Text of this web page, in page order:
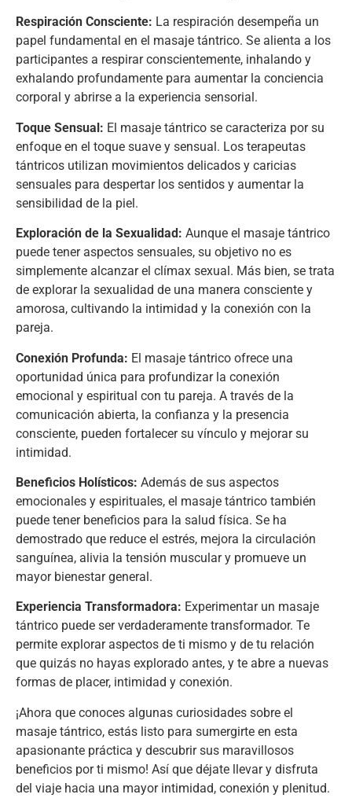
Respiración Consciente: La respiración desempeña un
papel fundamental en el masaje tántrico. Se alienta a los
participantes a respirar conscientemente, inhalando y
exhalando profundamente para aumentar la conciencia
corporal y abrirse a la experiencia sensorial.
Toque Sensual: El masaje tántrico se caracteriza por su
enfoque en el toque suave y sensual. Los terapeutas
tántricos utilizan movimientos delicados y caricias
sensuales para despertar los sentidos y aumentar la
sensibilidad de la piel.
Exploración de la Sexualidad: Aunque el masaje tántrico
puede tener aspectos sensuales, su objetivo no es
simplemente alcanzar el clímax sexual. Más bien, se trata
de explorar la sexualidad de una manera consciente y
amorosa, cultivando la intimidad y la conexión con la
pareja.
Conexión Profunda: El masaje tántrico ofrece una
oportunidad única para profundizar la conexión
emocional y espiritual con tu pareja. A través de la
comunicación abierta, la confianza y la presencia
consciente, pueden fortalecer su vínculo y mejorar su
intimidad.
Beneficios Holísticos: Además de sus aspectos
emocionales y espirituales, el masaje tántrico también
puede tener beneficios para la salud física. Se ha
demostrado que reduce el estrés, mejora la circulación
sanguínea, alivia la tensión muscular y promueve un
mayor bienestar general.
Experiencia Transformadora: Experimentar un masaje
tántrico puede ser verdaderamente transformador. Te
permite explorar aspectos de ti mismo y de tu relación
que quizás no hayas explorado antes, y te abre a nuevas
formas de placer, intimidad y conexión.
¡Ahora que conoces algunas curiosidades sobre el
masaje tántrico, estás listo para sumergirte en esta
apasionante práctica y descubrir sus maravillosos
beneficios por ti mismo! Así que déjate llevar y disfruta
del viaje hacia una mayor intimidad, conexión y plenitud.